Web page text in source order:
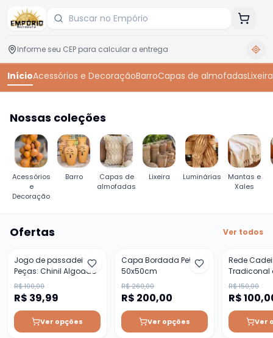
InícioAcessórios e DecoraçãoBarroCapas de almofadasLixeira
Nossas coleções
Acessórios
e
Decoração
Barro
Capas de
almofadas
Lixeira Luminárias
Mantas e
Xales
Ofertas Ver todos
- 60%
Jogo de passadeira 3
Peças: Chinil Algodão
R$ 100,00
R$ 39,99
Ver opções
Capa Bordada Peixes
50x50cm
R$ 260,00
R$ 200,00
Ver opções
-33%
Rede
Tradiconal
Varanda
R$ 150,00
R$
Ver